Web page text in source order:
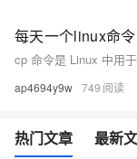
每天一个linux命
ap4694y9w 749
热门文章 最新